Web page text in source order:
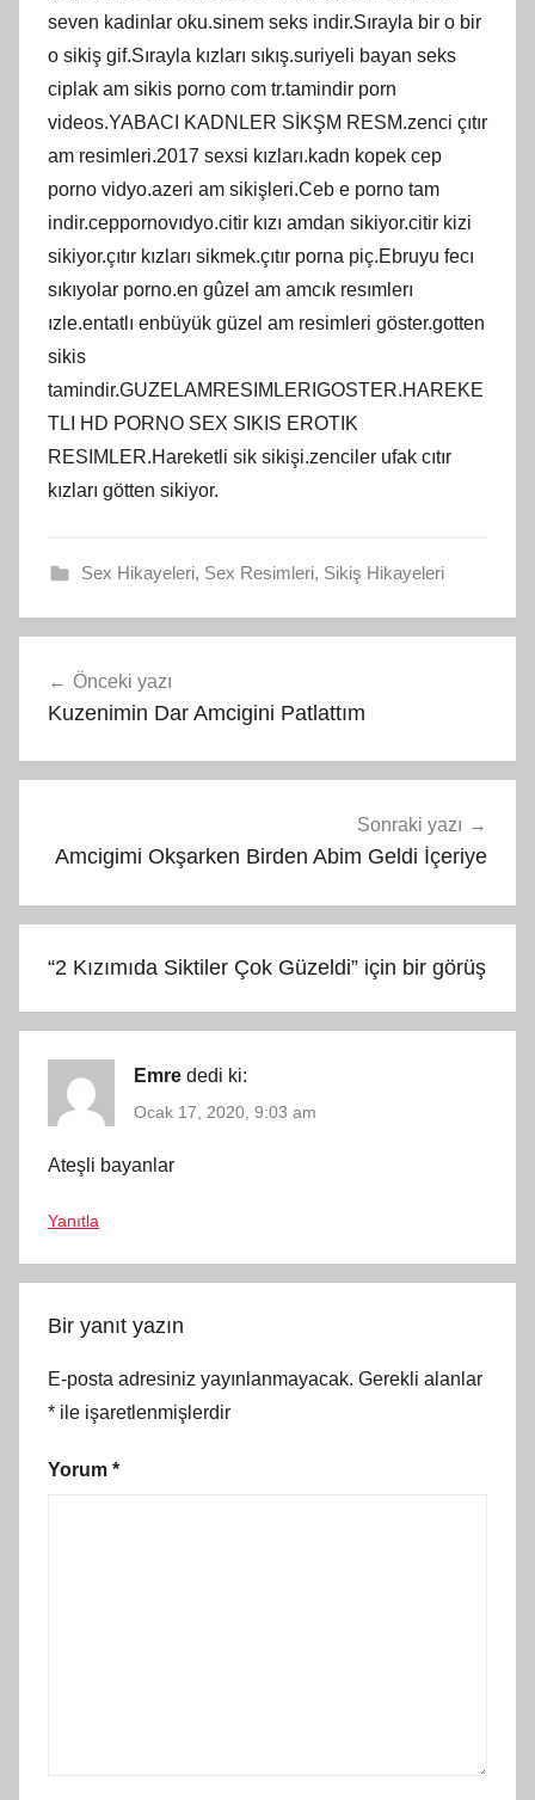
seven kadinlar oku.sinem seks indir.Sırayla bir o bir
o sikiş gif.Sırayla kızları sıkış.suriyeli bayan seks
ciplak am sikis porno com tr.tamindir porn
videos.YABACI KADNLER SİKŞM RESM.zenci çıtır
am resimleri.2017 sexsi kızları.kadn kopek cep
porno vidyo.azeri am sikişleri.Ceb e porno tam
indir.ceppornovıdyo.citir kızı amdan sikiyor.citir kizi
sikiyor.çıtır kızları sikmek.çıtır porna piç.Ebruyu fecı
sıkıyolar porno.en gûzel am amcık resımlerı
ızle.entatlı enbüyük güzel am resimleri göster.gotten
sikis
tamindir.GUZELAMRESIMLERIGOSTER.HAREKE
TLI HD PORNO SEX SIKIS EROTIK
RESIMLER.Hareketli sik sikişi.zenciler ufak cıtır
kızları götten sikiyor.
Sex Hikayeleri, Sex Resimleri, Sikiş Hikayeleri
gezinmesi
Önceki yazı
Kuzenimin Dar Amcigini Patlattım
Sonraki yazı
Amcigimi Okşarken Birden Abim Geldi İçeriye
“2 Kızımıda Siktiler Çok Güzeldi” için bir görüş
Emre dedi ki:
Ocak 17, 2020, 9:03 am
Ateşli bayanlar
Yanıtla
Bir yanıt yazın
E-posta adresiniz yayınlanmayacak. Gerekli alanlar
* ile işaretlenmişlerdir
Yorum *